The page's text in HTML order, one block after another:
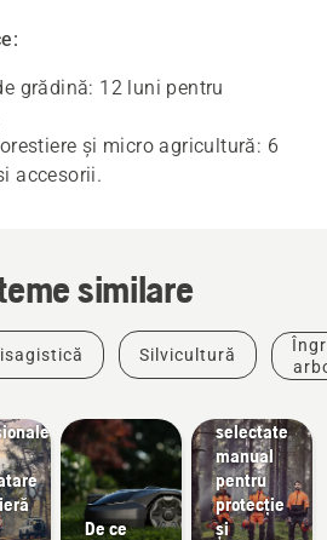
grădină: 12 luni pentru
și micro agricultură: 6
accesorii.
similare
Silvicultură
De ce
de
protecție
Husqvarna:
selectate
manual
pentru
protecție
și